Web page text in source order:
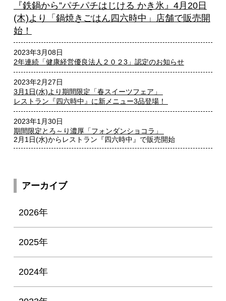
『鉄鍋から”パチパチはじける かき氷』4月20日
(木)より「鍋焼きごはん四六時中」店舗で販売開
始！
2023年3月08日
2年連続「健康経営優良法人２０２3」認定のお知らせ
2023年2月27日
3月1日(水)より期間限定「春スイーツフェア」
レストラン『四六時中』に新メニュー3品登場！
2023年1月30日
期間限定とろ～り濃厚「フォンダンショコラ」
2月1日(水)からレストラン『四六時中』で販売開始
アーカイブ
2026年
2025年
2024年